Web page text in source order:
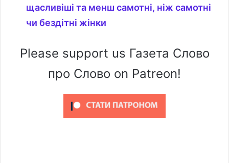
щасливіші та менш самотні, ніж самотні
чи бездітні жінки
Please support us Газета Слово
про Слово on Patreon!